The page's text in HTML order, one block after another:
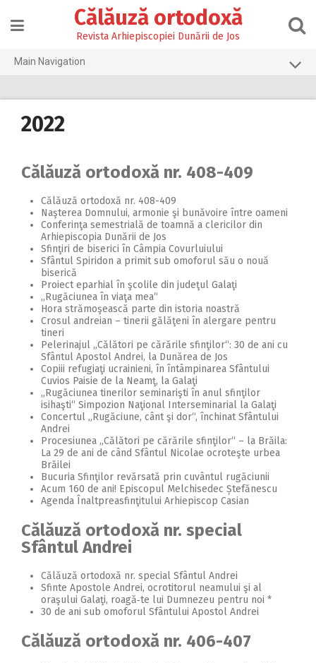
content
Călăuză ortodoxă
Revista Arhiepiscopiei Dunării de Jos
Main Navigation
2026
2024
2022
2019
2018
2017
2012
2011
2010
2022
Călăuză ortodoxă nr. 408-409
Călăuză ortodoxă nr. 408-409
Naşterea Domnului, armonie şi bunăvoire între oameni
Conferinţa semestrială de toamnă a clericilor din
Arhiepiscopia Dunării de Jos
Sfinţiri de biserici în Câmpia Covurluiului
Sfântul Spiridon a primit sub omoforul său o nouă
biserică
Proiect eparhial în şcolile din judeţul Galaţi
,,Rugăciunea în viaţa mea“
Hora strămoşească parte din istoria noastră
Crosul andreian – tinerii gălăţeni în alergare pentru
tineri
Pelerinajul „Călători pe cărările sfinţilor“: 30 de ani cu
Sfântul Apostol Andrei, la Dunărea de Jos
Copiii refugiaţi ucrainieni, în întâmpinarea Sfântului
Cuvios Paisie de la Neamţ, la Galaţi
„Rugăciunea tinerilor seminarişti în anul sfinţilor
isihaşti“ Simpozion Naţional Interseminarial la Galaţi
Concertul „Rugăciune, cânt şi dor“, închinat Sfântului
Andrei
Procesiunea ,,Călători pe cărările sfinţilor“ – la Brăila:
La 29 de ani de când Sfântul Nicolae ocroteşte urbea
Brăilei
Bucuria Sfinţilor revărsată prin cuvântul rugăciunii
Acum 160 de ani! Episcopul Melchisedec Ștefănescu
Agenda Înaltpreasfinţitului Arhiepiscop Casian
Călăuză ortodoxă nr. special
Sfântul Andrei
Călăuză ortodoxă nr. special Sfântul Andrei
Sfinte Apostole Andrei, ocrotitorul neamului şi al
oraşului Galaţi, roagă‑te lui Dumnezeu pentru noi *
30 de ani sub omoforul Sfântului Apostol Andrei
Călăuză ortodoxă nr. 406-407